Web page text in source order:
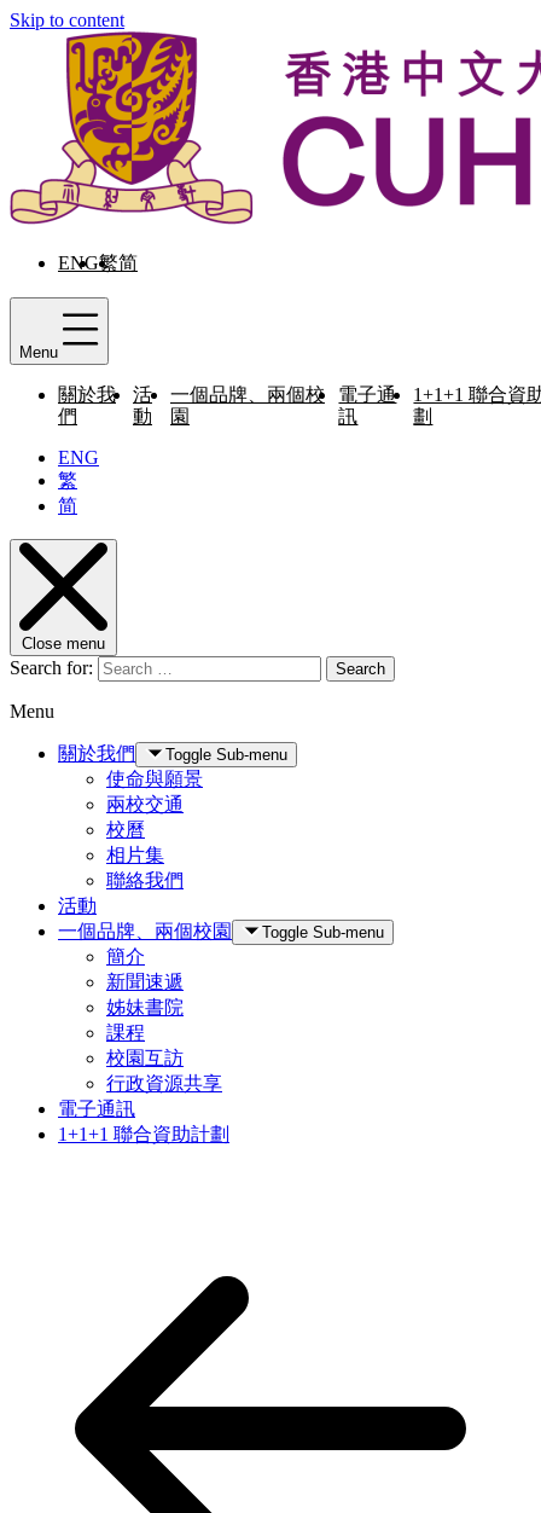
Skip to content
ENG繁简
Menu
關於我
們
活
動
一個品牌、兩個校
園
電子通
訊
1+1+1 聯合資
劃
ENG
繁
简
Close menu
Search for: Search
Menu
關於我們 Toggle Sub-menu
使命與願景
兩校交通
校曆
相片集
聯絡我們
活動
一個品牌、兩個校園
Toggle Sub-menu
簡介
新聞速遞
姊妹書院
課程
校園互訪
行政資源共享
電子通訊
1+1+1 聯合資助計劃